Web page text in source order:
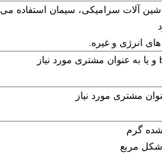
آلات سرامیکی، سیمان استفاده می
انرژی و غیره.
مشتری مورد نیاز
گرم
مربع